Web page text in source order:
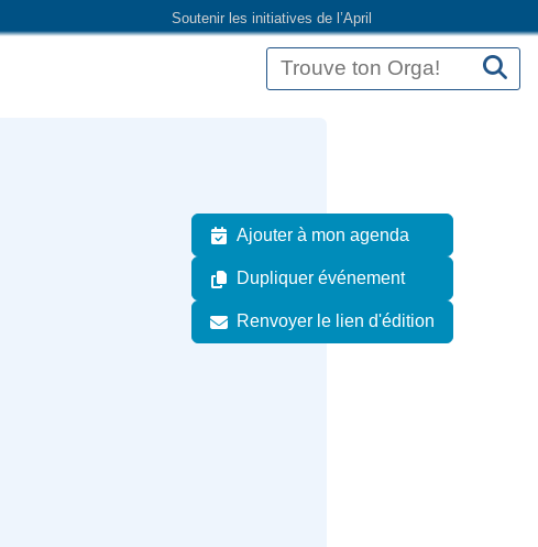
Soutenir les initiatives de l’April
Ajouter à mon agenda
Dupliquer événement
Renvoyer le lien d'édition